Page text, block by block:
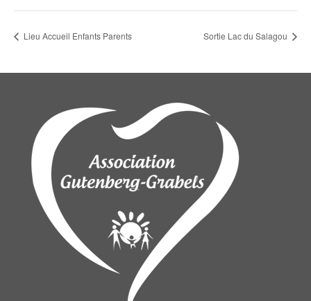
Lieu Accueil Enfants Parents Sortie Lac du Salagou